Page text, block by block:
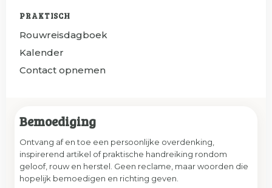
PRAKTISCH
Rouwreisdagboek
Kalender
Contact opnemen
Bemoediging
Ontvang af en toe een persoonlijke overdenking,
inspirerend artikel of praktische handreiking rondom
geloof, rouw en herstel. Geen reclame, maar woorden die
hopelijk bemoedigen en richting geven.